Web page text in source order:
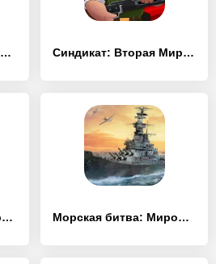
Мировая война стрелялка Синдикат: Вторая Мировая война
Вызов мужества: Мировая война Морская битва: Мировая война